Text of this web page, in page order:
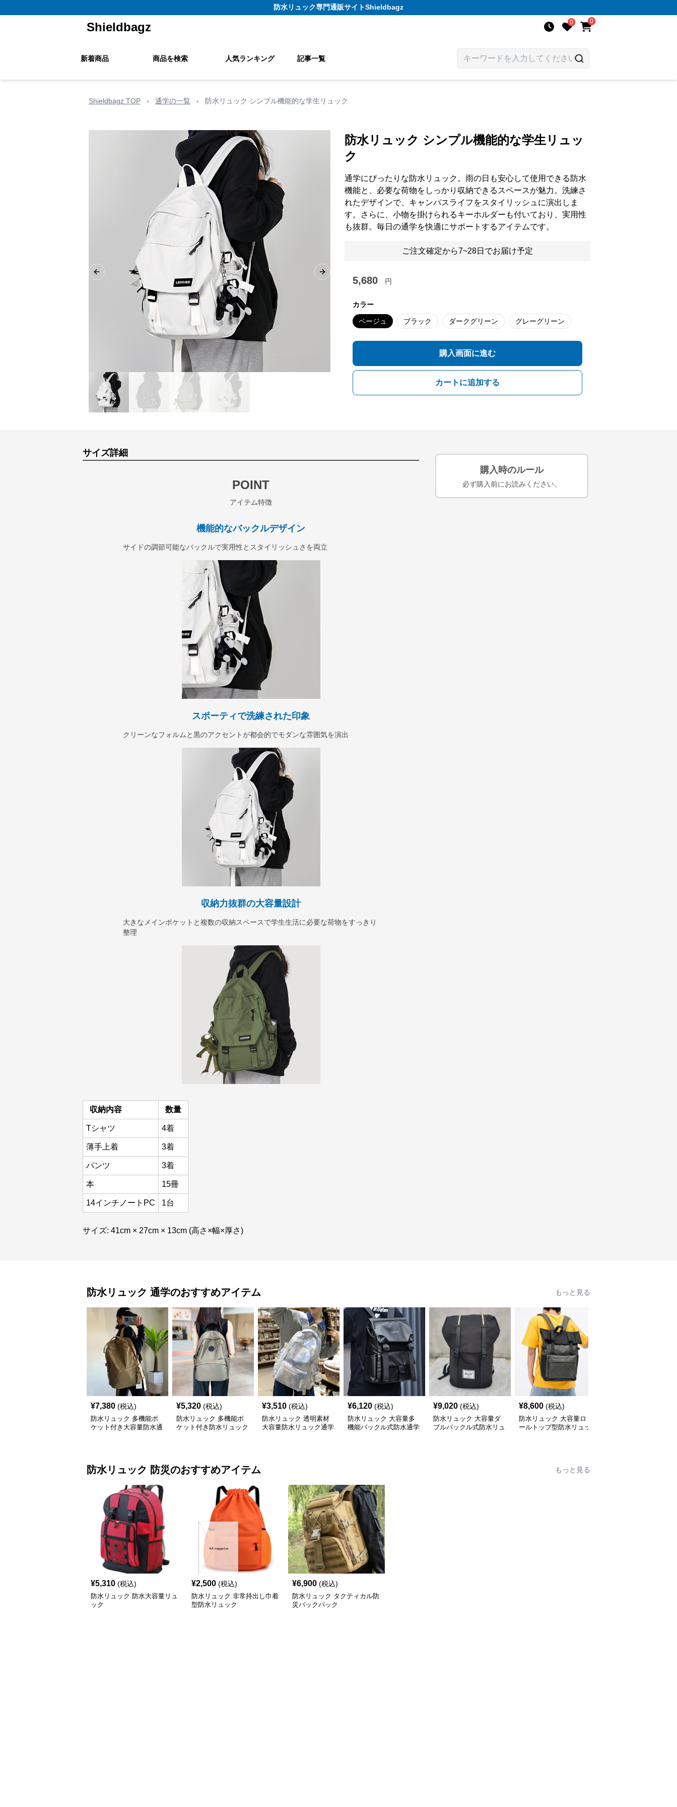
防水リュック専門通販サイトShieldbagz
Shieldbagz 0 0
新着商品 商品を検索 人気ランキング 記事一覧
Shieldbagz TOP › 通学の一覧 › 防水リュック シンプル機能的な学生リュック
Previous slide Next slide
防水リュック シンプル機能的な学生リュッ
ク
通学にぴったりな防水リュック。雨の日も安心して使用できる防水
機能と、必要な荷物をしっかり収納できるスペースが魅力。洗練さ
れたデザインで、キャンパスライフをスタイリッシュに演出しま
す。さらに、小物を掛けられるキーホルダーも付いており、実用性
も抜群。毎日の通学を快適にサポートするアイテムです。
ご注文確定から7~28日でお届け予定
5,680 円
カラー
ベージュ ブラック ダークグリーン グレーグリーン
購入画面に進む
カートに追加する
サイズ詳細
POINT
アイテム特徴
機能的なバックルデザイン
サイドの調節可能なバックルで実用性とスタイリッシュさを両立
スポーティで洗練された印象
クリーンなフォルムと黒のアクセントが都会的でモダンな雰囲気を演出
収納力抜群の大容量設計
大きなメインポケットと複数の収納スペースで学生生活に必要な荷物をすっきり
整理
収納内容 数量
Tシャツ 4着
薄手上着 3着
パンツ 3着
本 15冊
14インチノートPC 1台
サイズ: 41cm × 27cm × 13cm (高さ×幅×厚さ)
購入時のルール
必ず購入前にお読みください。
防水リュック 通学のおすすめアイテム もっと見る
¥7,380 (税込)
防水リュック 多機能ポ
ケット付き大容量防水通
¥5,320 (税込)
防水リュック 多機能ポ
ケット付き防水リュック
¥3,510 (税込)
防水リュック 透明素材
大容量防水リュック通学
¥6,120 (税込)
防水リュック 大容量多
機能バックル式防水通学
¥9,020 (税込)
防水リュック 大容量ダ
ブルバックル式防水リュ
¥8,600 (税込)
防水リュック 大容量ロ
ールトップ型防水リュッ
防水リュック 防災のおすすめアイテム もっと見る
¥5,310 (税込)
防水リュック 防水大容量リュ
ック
¥2,500 (税込)
防水リュック 非常持出し巾着
型防水リュック
¥6,900 (税込)
防水リュック タクティカル防
災バックパック